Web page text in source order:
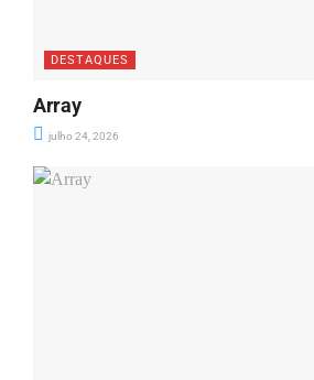
DESTAQUES
Array
julho 24, 2026